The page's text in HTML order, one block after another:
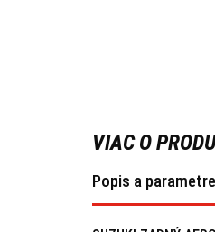
VIAC O
Popis a parametre